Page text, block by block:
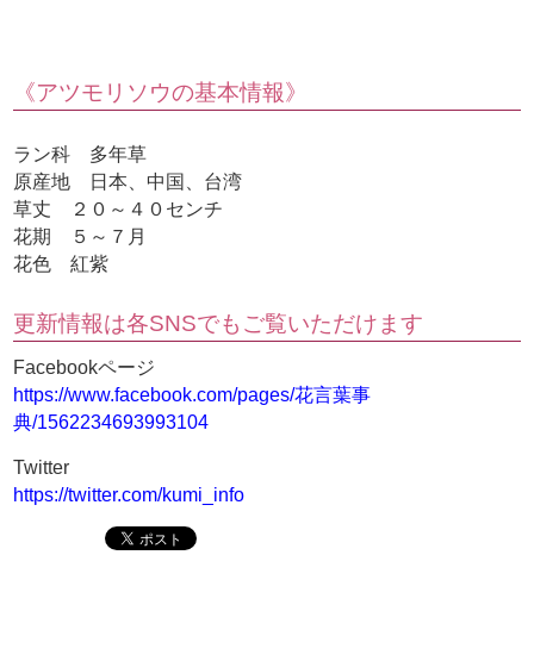
《アツモリソウの基本情報》
ラン科 多年草
原産地 日本、中国、台湾
草丈 ２０～４０センチ
花期 ５～７月
花色 紅紫
更新情報は各SNSでもご覧いただけます
Facebookページ
https://www.facebook.com/pages/花言葉事
典/1562234693993104
Twitter
https://twitter.com/kumi_info